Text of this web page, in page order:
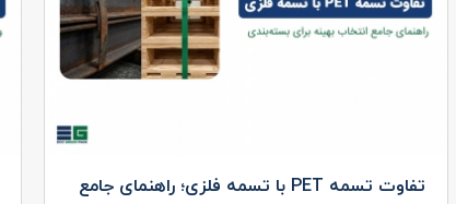
تفاوت تسمه PET با تسمه فلزی؛ راهنمای جامع